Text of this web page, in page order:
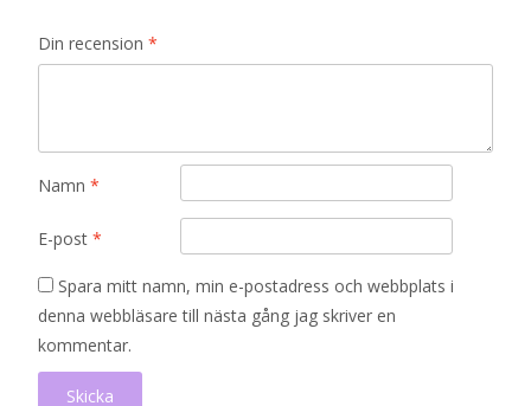
Din recension *
Namn *
E-post *
Spara mitt namn, min e-postadress och webbplats i
denna webbläsare till nästa gång jag skriver en
kommentar.